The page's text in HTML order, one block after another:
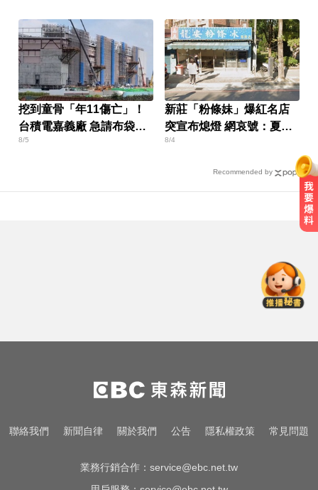
挖到童骨「年11傷亡」！
台積電嘉義廠 急請布袋戲
壓煞
8/5
新莊「粉條妹」爆紅名店
突宣布熄燈 網哀號：夏天
少一味
8/4
Recommended by
給水手終止4連勝
漢光首日共機大舉逼近！偵獲14架
共機、9艘共艦
TPBL／官宣確定了！林庭謙重磅加
聯絡我們 新聞自律 關於我們 公告 隱私權政策 常見問題
業務行銷合作： service@ebc.net.tw